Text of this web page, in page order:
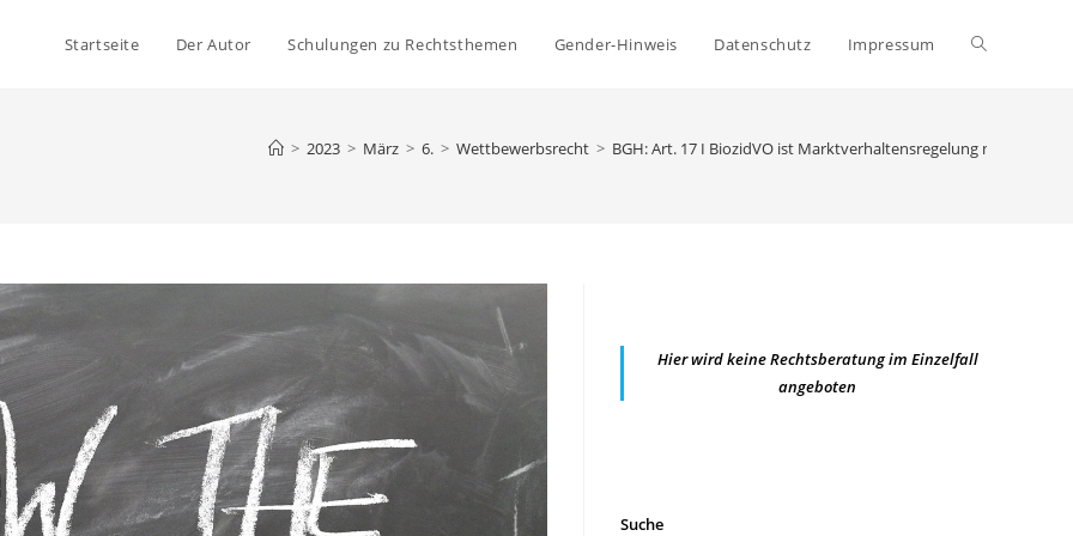
Startseite Der Autor Schulungen zu Rechtsthemen Gender-Hinweis Datenschutz Impressum Website-
> 2023 > März > 6. > Wettbewerbsrecht > BGH: Art. 17 I BiozidVO ist Marktverhaltensregelung nach § 3a
Hier wird keine Rechtsberatung im Einzelfall
angeboten
Suche